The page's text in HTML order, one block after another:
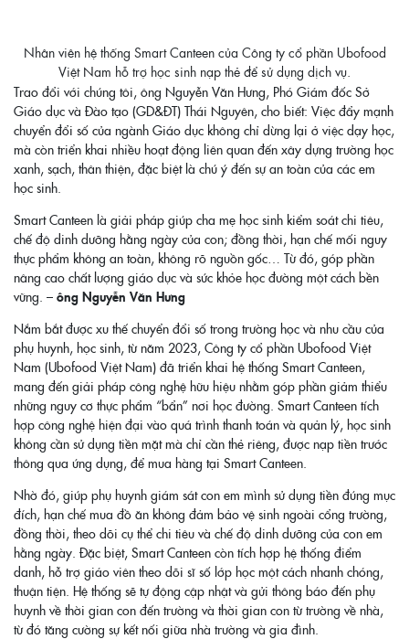
Nhân viên hệ thống Smart Canteen của Công ty cổ phần Ubofood
Việt Nam hỗ trợ học sinh nạp thẻ để sử dụng dịch vụ.
Trao đổi với chúng tôi, ông Nguyễn Văn Hưng, Phó Giám đốc Sở
Giáo dục và Đào tạo (GD&ĐT) Thái Nguyên, cho biết: Việc đẩy mạnh
chuyển đổi số của ngành Giáo dục không chỉ dừng lại ở việc dạy học,
mà còn triển khai nhiều hoạt động liên quan đến xây dựng trường học
xanh, sạch, thân thiện, đặc biệt là chú ý đến sự an toàn của các em
học sinh.
Smart Canteen là giải pháp giúp cha mẹ học sinh kiểm soát chi tiêu,
chế độ dinh dưỡng hằng ngày của con; đồng thời, hạn chế mối nguy
thực phẩm không an toàn, không rõ nguồn gốc… Từ đó, góp phần
nâng cao chất lượng giáo dục và sức khỏe học đường một cách bền
vững. – ông Nguyễn Văn Hưng
Nắm bắt được xu thế chuyển đổi số trong trường học và nhu cầu của
phụ huynh, học sinh, từ năm 2023, Công ty cổ phần Ubofood Việt
Nam (Ubofood Việt Nam) đã triển khai hệ thống Smart Canteen,
mang đến giải pháp công nghệ hữu hiệu nhằm góp phần giảm thiểu
những nguy cơ thực phẩm “bẩn” nơi học đường. Smart Canteen tích
hợp công nghệ hiện đại vào quá trình thanh toán và quản lý, học sinh
không cần sử dụng tiền mặt mà chỉ cần thẻ riêng, được nạp tiền trước
thông qua ứng dụng, để mua hàng tại Smart Canteen.
Nhờ đó, giúp phụ huynh giám sát con em mình sử dụng tiền đúng mục
đích, hạn chế mua đồ ăn không đảm bảo vệ sinh ngoài cổng trường,
đồng thời, theo dõi cụ thể chi tiêu và chế độ dinh dưỡng của con em
hằng ngày. Đặc biệt, Smart Canteen còn tích hợp hệ thống điểm
danh, hỗ trợ giáo viên theo dõi sĩ số lớp học một cách nhanh chóng,
thuận tiện. Hệ thống sẽ tự động cập nhật và gửi thông báo đến phụ
huynh về thời gian con đến trường và thời gian con từ trường về nhà,
từ đó tăng cường sự kết nối giữa nhà trường và gia đình.